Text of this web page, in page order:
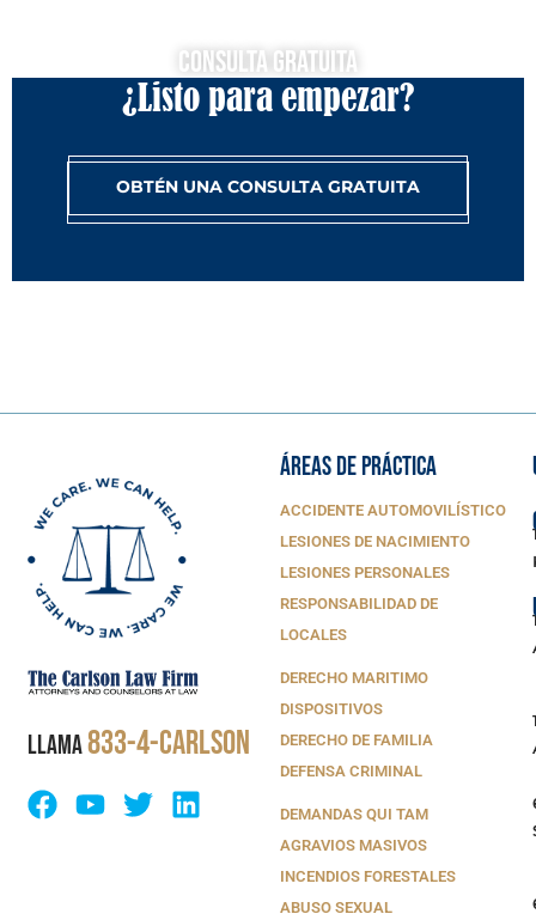
Consulta Gratuita
¿Listo para empezar?
OBTÉN UNA CONSULTA GRATUITA
LLAMA833-4-CARLSON
ÁREAS DE PRÁCTICA
ACCIDENTE AUTOMOVILÍSTICO
LESIONES DE NACIMIENTO
LESIONES PERSONALES
RESPONSABILIDAD DE
LOCALES
DERECHO MARITIMO
DISPOSITIVOS
DERECHO DE FAMILIA
DEFENSA CRIMINAL
DEMANDAS QUI TAM
AGRAVIOS MASIVOS
INCENDIOS FORESTALES
ABUSO SEXUAL